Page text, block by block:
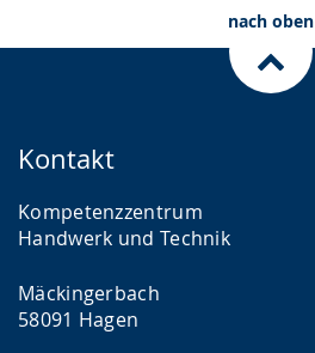
nach oben
Kontakt
Kompetenzzentrum
Handwerk und Technik
Mäckingerbach
58091 Hagen